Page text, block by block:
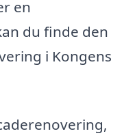
en
du finde den
i Kongens